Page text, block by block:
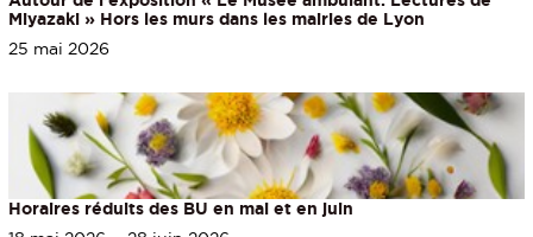
Miyazaki » Hors les murs dans les mairies de Lyon
25 mai 2026
Horaires réduits des BU en mai et en juin